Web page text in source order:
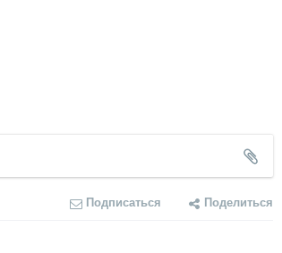
Подписаться Поделиться